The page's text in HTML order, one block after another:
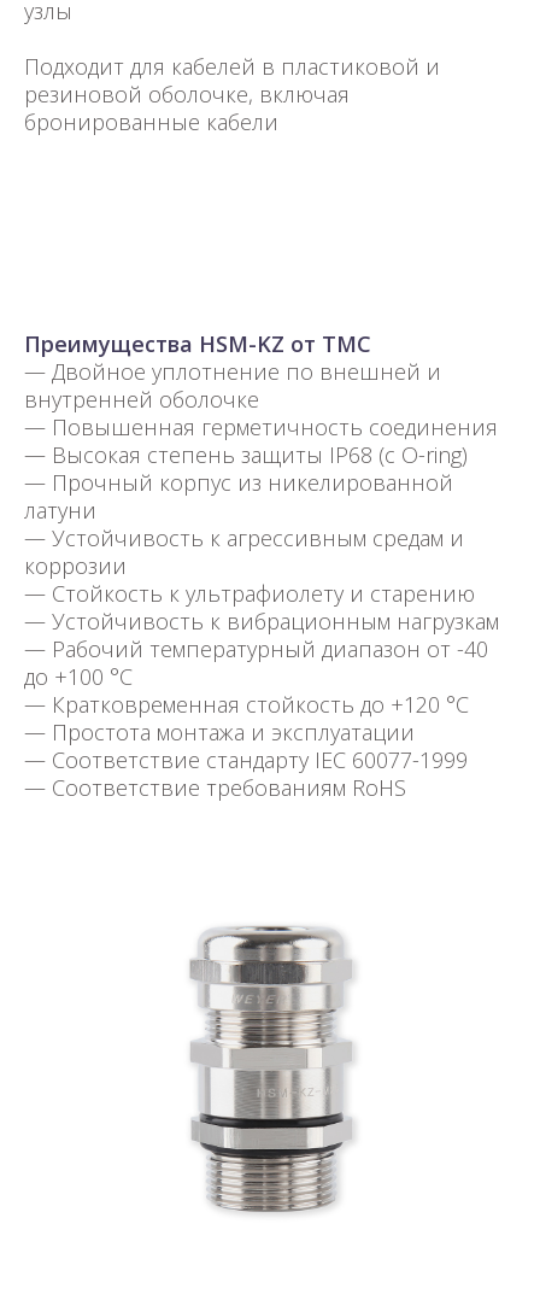
узлы
Подходит для кабелей в пластиковой и
резиновой оболочке, включая
бронированные кабели
Преимущества HSM-KZ от TMC
— Двойное уплотнение по внешней и
внутренней оболочке
— Повышенная герметичность соединения
— Высокая степень защиты IP68 (с O-ring)
— Прочный корпус из никелированной
латуни
— Устойчивость к агрессивным средам и
коррозии
— Стойкость к ультрафиолету и старению
— Устойчивость к вибрационным нагрузкам
— Рабочий температурный диапазон от -40
до +100 °C
— Кратковременная стойкость до +120 °C
— Простота монтажа и эксплуатации
— Соответствие стандарту IEC 60077-1999
— Соответствие требованиям RoHS